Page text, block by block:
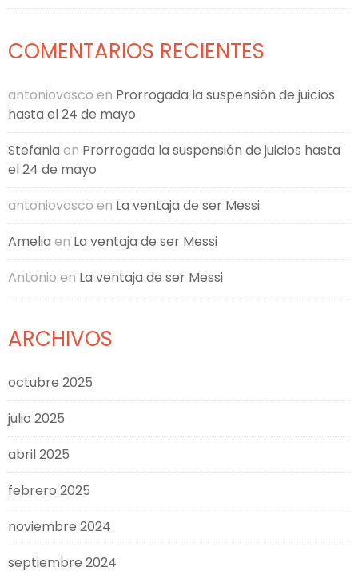
COMENTARIOS RECIENTES
antoniovasco en Prorrogada la suspensión de juicios
hasta el 24 de mayo
Stefania en Prorrogada la suspensión de juicios hasta
el 24 de mayo
antoniovasco en La ventaja de ser Messi
Amelia en La ventaja de ser Messi
Antonio en La ventaja de ser Messi
ARCHIVOS
octubre 2025
julio 2025
abril 2025
febrero 2025
noviembre 2024
septiembre 2024